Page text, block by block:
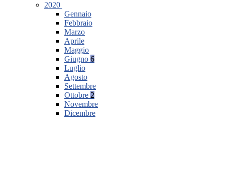
2020
Gennaio
Febbraio
Marzo
Aprile
Maggio
Giugno 6
Luglio
Agosto
Settembre
Ottobre 2
Novembre
Dicembre